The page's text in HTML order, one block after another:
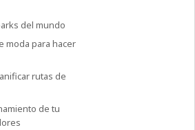
del mundo
moda para hacer
rutas de
de tu